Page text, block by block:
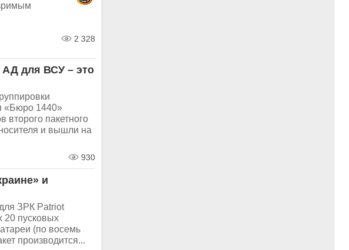
2 328
для ВСУ – это
«Бюро 1440»
пакетного
и вышли на
930
и
ЗРК Patriot
20 пусковых
(по восемь
производится...